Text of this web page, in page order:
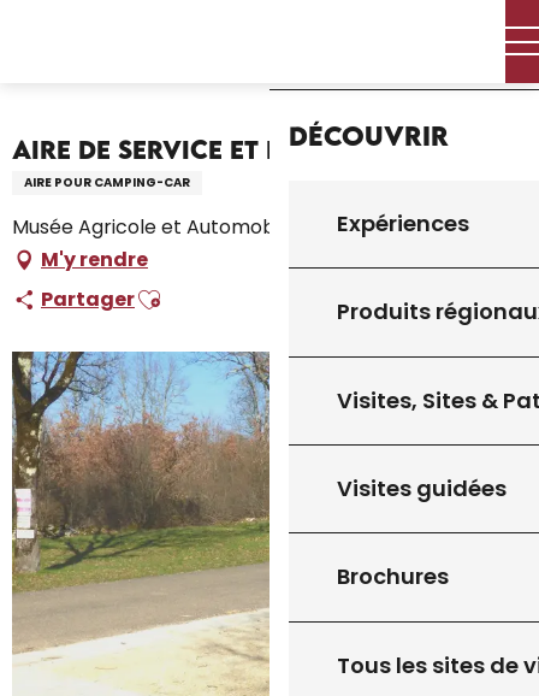
Découvrir
Expériences
Produits
Visites, Sites &
Visites guidées
Brochures
Tous les sites de
Aire de Service et d’Étape de Pépy
AIRE POUR CAMPING-CAR
Musée Agricole et Automobile - Pépy, 46340 Salviac
M'y rendre
PartagerAjouter aux favoris